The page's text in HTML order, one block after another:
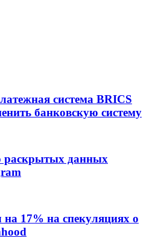
система BRICS
банковскую систему
раскрытых данных
17% на спекуляциях о